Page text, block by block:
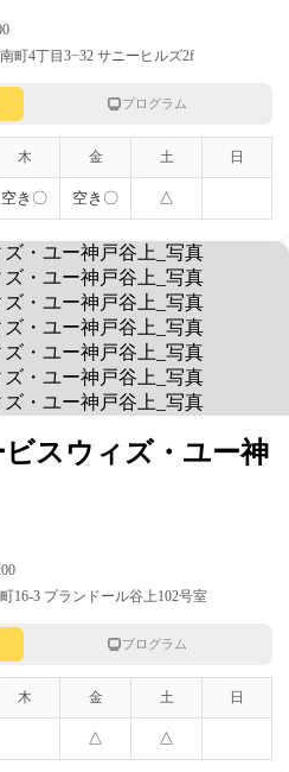
町4丁目3−32 サニーヒルズ2f
プログラム
木 金 土 日
空き〇 空き〇 △
スウィズ・ユー神
16-3 プランドール谷上102号室
プログラム
木 金 土 日
△ △